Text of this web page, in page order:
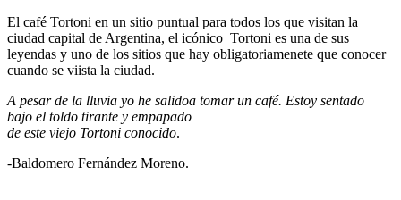
El café Tortoni en un sitio puntual para todos los que visitan la
ciudad capital de Argentina, el icónico Tortoni es una de sus
leyendas y uno de los sitios que hay obligatoriamenete que conocer
cuando se viista la ciudad.
A pesar de la lluvia yo he salidoa tomar un café. Estoy sentado
bajo el toldo tirante y empapado
de este viejo Tortoni conocido.
-Baldomero Fernández Moreno.